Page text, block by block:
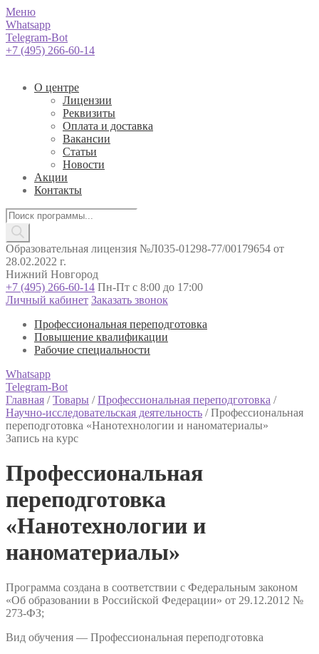
Меню
Whatsapp
Telegram-Bot
+7 (495) 266-60-14
О центре
Лицензии
Реквизиты
Оплата и доставка
Вакансии
Статьи
Новости
Акции
Контакты
Поиск
товаров
Образовательная лицензия №Л035-01298-77/00179654 от
28.02.2022 г.
Нижний Новгород
+7 (495) 266-60-14 Пн-Пт с 8:00 до 17:00
Личный кабинет Заказать звонок
Профессиональная переподготовка
Повышение квалификации
Рабочие специальности
Whatsapp
Telegram-Bot
Главная /Товары /Профессиональная переподготовка /
Научно-исследовательская деятельность /Профессиональная
переподготовка «Нанотехнологии и наноматериалы»
Запись на курс
Профессиональная
переподготовка
«Нанотехнологии и
наноматериалы»
Программа создана в соответствии с Федеральным законом
«Об образовании в Российской Федерации» от 29.12.2012 №
273-ФЗ;
Вид обучения — Профессиональная переподготовка